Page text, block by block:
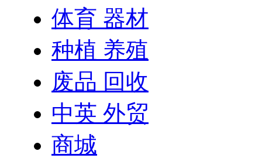
体育 器材
种植 养殖
废品 回收
中英 外贸
商城